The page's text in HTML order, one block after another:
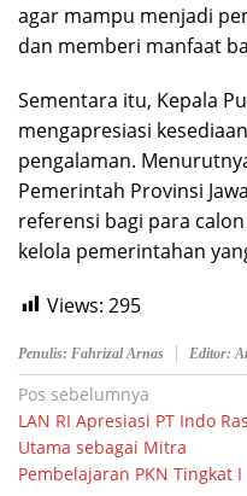
agar mampu menjadi
dan memberi manfaat
Sementara itu, Kepala
mengapresiasi
pengalaman.
Pemerintah Provinsi
referensi bagi para
kelola pemerintahan
Views: 295
Penulis: Fahrizal Arnas Editor:
Navigasi
pos
Pos sebelumnya
LAN RI Apresiasi PT Indo
Utama sebagai Mitra
Pembelajaran PKN Tingkat I